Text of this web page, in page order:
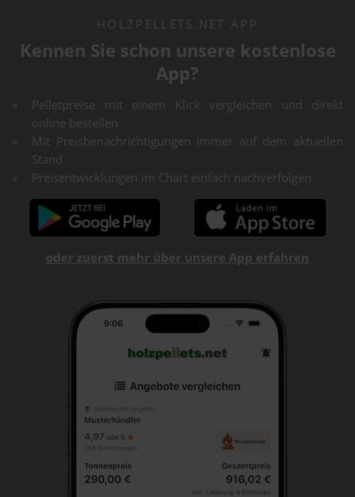
HOLZPELLETS.NET APP
Kennen Sie schon unsere kostenlose
App?
Pelletpreise mit einem Klick vergleichen und direkt
online bestellen
Mit Preisbenachrichtigungen immer auf dem aktuellen
Stand
Preisentwicklungen im Chart einfach nachverfolgen
oder zuerst mehr über unsere App erfahren